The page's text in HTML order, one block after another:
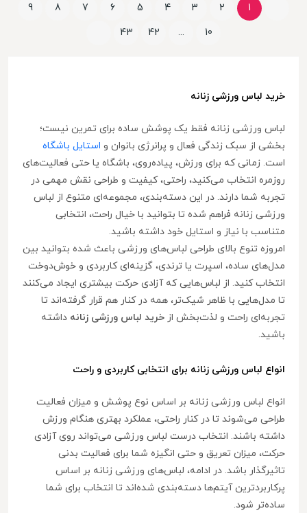
1
2
3
4
5
6
7
8
9
10
...
42
43
خرید لباس ورزشی زنانه
لباس ورزشی زنانه فقط یک پوشش ساده برای تمرین نیست؛
بخشی از سبک زندگی فعال و پرانرژی بانوان و استایل باشگاه
است. زمانی که برای ورزش، پیاده‌روی، باشگاه یا حتی فعالیت‌های
روزمره انتخاب می‌کنید، راحتی، کیفیت و طراحی نقش مهمی در
تجربه شما دارند. در این دسته‌بندی، مجموعه‌ای متنوع از لباس
ورزشی زنانه فراهم شده تا بتوانید با خیال راحت، انتخابی
متناسب با نیاز و استایل خود داشته باشید.
امروزه تنوع بالای طراحی لباس‌های ورزشی باعث شده بتوانید بین
مدل‌های ساده، اسپرت یا ترندی، گزینه‌ای کاربردی و خوش‌دوخت
انتخاب کنید. از لباس‌هایی که آزادی حرکت بیشتری ایجاد می‌کنند
تا مدل‌هایی با ظاهر شیک‌تر، همه در کنار هم قرار گرفته‌اند تا
تجربه‌ای راحت و لذت‌بخش از خرید لباس ورزشی زنانه داشته
باشید.
انواع لباس ورزشی زنانه برای انتخابی کاربردی و راحت
انواع لباس ورزشی زنانه بر اساس نوع پوشش و میزان فعالیت
طراحی می‌شوند تا در کنار راحتی، عملکرد بهتری هنگام ورزش
داشته باشند. انتخاب درست لباس ورزشی می‌تواند روی آزادی
حرکت، میزان تعریق و حتی انگیزه شما برای فعالیت بدنی
تاثیرگذار باشد. در ادامه، لباس‌های ورزشی زنانه بر اساس
پرکاربردترین آیتم‌ها دسته‌بندی شده‌اند تا انتخاب برای شما
ساده‌تر شود.